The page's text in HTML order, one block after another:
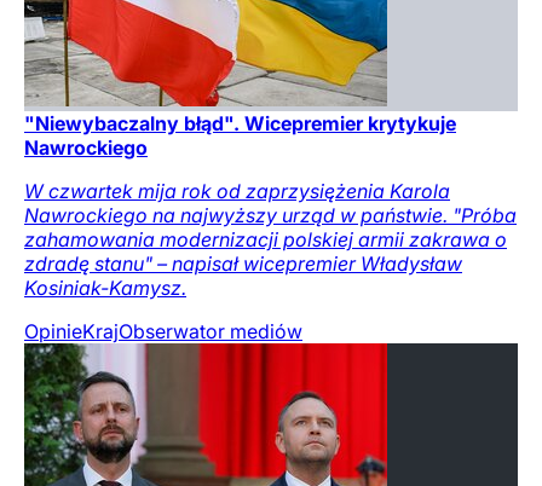
"Niewybaczalny błąd". Wicepremier krytykuje
Nawrockiego
W czwartek mija rok od zaprzysiężenia Karola
Nawrockiego na najwyższy urząd w państwie. "Próba
zahamowania modernizacji polskiej armii zakrawa o
zdradę stanu" – napisał wicepremier Władysław
Kosiniak-Kamysz.
OpinieKrajObserwator mediów